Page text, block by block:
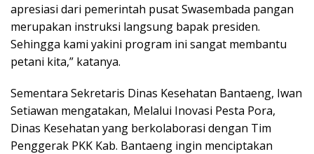
apresiasi dari pemerintah pusat Swasembada pangan
merupakan instruksi langsung bapak presiden.
Sehingga kami yakini program ini sangat membantu
petani kita,” katanya.
Sementara Sekretaris Dinas Kesehatan Bantaeng, Iwan
Setiawan mengatakan, Melalui Inovasi Pesta Pora,
Dinas Kesehatan yang berkolaborasi dengan Tim
Penggerak PKK Kab. Bantaeng ingin menciptakan